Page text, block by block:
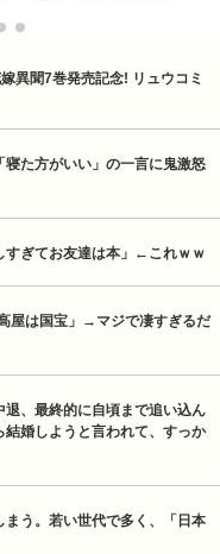
異聞7巻発売記念! リュウコミ
寝た方がいい」の一言に鬼激怒
すぎてお友達は本」←これｗｗ
屋は国宝」→マジで凄すぎるだ
退、最終的に自頃まで追い込ん
婚しようと言われて、すっか
まう。若い世代で多く、「日本